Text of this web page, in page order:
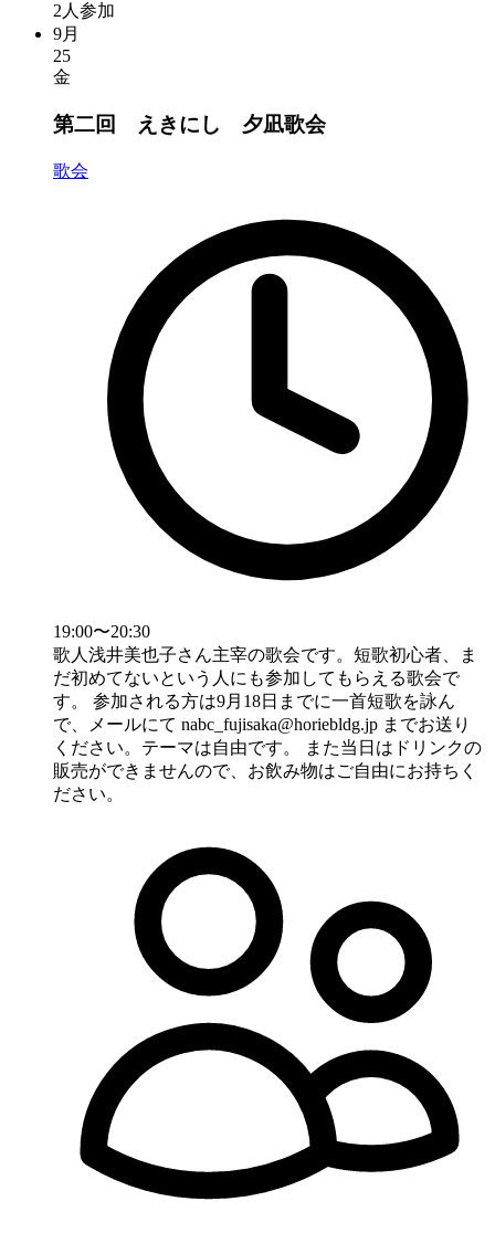
2人参加
9月
25
金
第二回 えきにし 夕凪歌会
歌会
19:00〜20:30
歌人浅井美也子さん主宰の歌会です。短歌初心者、ま
だ初めてないという人にも参加してもらえる歌会で
す。 参加される方は9月18日までに一首短歌を詠ん
で、メールにて nabc_fujisaka@horiebldg.jp までお送り
ください。テーマは自由です。 また当日はドリンクの
販売ができませんので、お飲み物はご自由にお持ちく
ださい。